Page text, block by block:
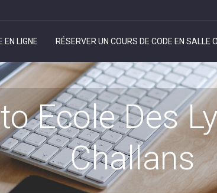
EN LIGNE RÉSERVER UN COURS DE CODE EN SALLE
Ecole Des
Challans